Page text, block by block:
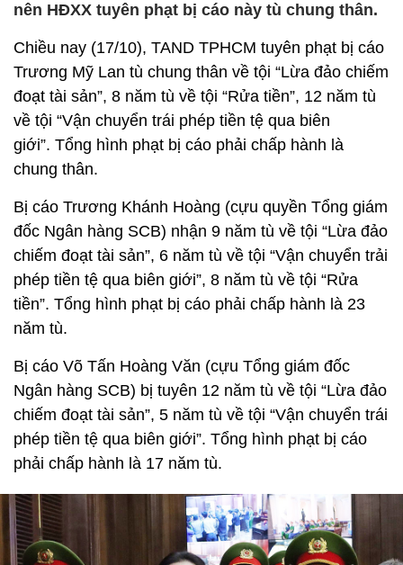
nên HĐXX tuyên phạt bị cáo này tù chung thân.
Chiều nay (17/10), TAND TPHCM tuyên phạt bị cáo
Trương Mỹ Lan tù chung thân về tội “Lừa đảo chiếm
đoạt tài sản”, 8 năm tù về tội “Rửa tiền”, 12 năm tù
về tội “Vận chuyển trái phép tiền tệ qua biên
giới”. Tổng hình phạt bị cáo phải chấp hành là
chung thân.
Bị cáo Trương Khánh Hoàng (cựu quyền Tổng giám
đốc Ngân hàng SCB) nhận 9 năm tù về tội “Lừa đảo
chiếm đoạt tài sản”, 6 năm tù về tội “Vận chuyển trải
phép tiền tệ qua biên giới”, 8 năm tù về tội “Rửa
tiền”. Tổng hình phạt bị cáo phải chấp hành là 23
năm tù.
Bị cáo Võ Tấn Hoàng Văn (cựu Tổng giám đốc
Ngân hàng SCB) bị tuyên 12 năm tù về tội “Lừa đảo
chiếm đoạt tài sản”, 5 năm tù về tội “Vận chuyển trái
phép tiền tệ qua biên giới”. Tổng hình phạt bị cáo
phải chấp hành là 17 năm tù.